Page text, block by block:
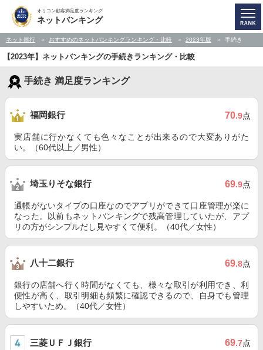
オリコン顧客満足度ランキング
ネットバンキング
ネット銀行 おすすめのネットバンキングランキング・比較 2023年版 手続き
【2023年】ネットバンキングの手続きランキング・比較
手続き 満足度ランキング
福岡銀行 70.9点
実店舗に行かなくても色々なことが出来るので大変ありがた
い。（60代以上／男性）
埼玉りそな銀行 69.9点
通帳がないタイプの口座なのでアプリができて口座管理が楽に
なった。以前もネットバンキングで残高管理していたが、アプ
リの方がシンプルだし見やすくて便利。（40代／女性）
八十二銀行 69.8点
銀行の店舗へ行く時間がなくても、様々な取引が利用でき、利
便性が高く、取引明細も頻繁に確認できるので、自身でも管理
しやすいため。（40代／女性）
三菱ＵＦＪ銀行 69.7点